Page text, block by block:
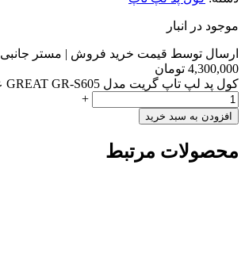
موجود در انبار
ارسال توسط قیمت خرید فروش | مستر جانبی
4,300,000 تومان
کول پد لپ تاپ گریت مدل GREAT GR-S605 عدد
+
افزودن به سبد خرید
محصولات مرتبط